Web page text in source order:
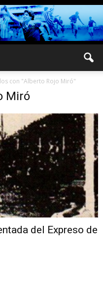
con "Alberto Rojo Miró"
Miró
del Expreso de